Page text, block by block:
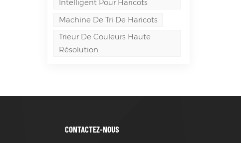
Intelligent Pour Haricots
Machine De Tri De Haricots
Trieur De Couleurs Haute
Résolution
CONTACTEZ-NOUS